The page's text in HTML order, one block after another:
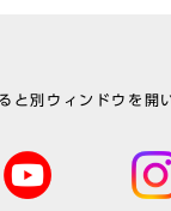
と別ウィンドウを開